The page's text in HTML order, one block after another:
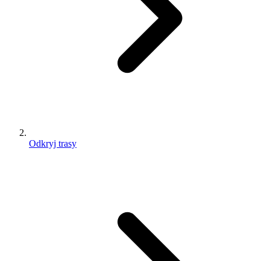
Odkryj trasy